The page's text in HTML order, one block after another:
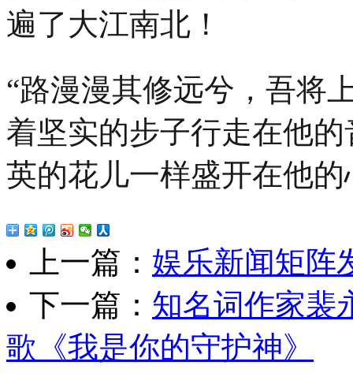
遍了大江南北！
“路漫漫其修远兮，吾将
着坚实的步子行走在他
英的花儿一样盛开在他
上一篇： 娱乐新闻矩阵
下一篇： 知名词作家裴
歌《我是你的守护神》